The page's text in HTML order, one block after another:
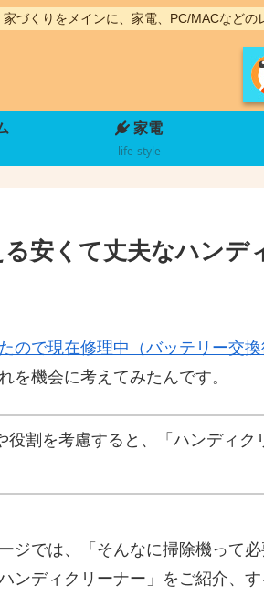
家づくりをメインに、家電、PC/MACなどの
家電
life-style
安くて丈夫なハンデ
ので現在修理中（バッテリー交換
を機会に考えてみたんです。
役割を考慮すると、「ハンディク
ジでは、「そんなに掃除機って
ンディクリーナー」をご紹介、